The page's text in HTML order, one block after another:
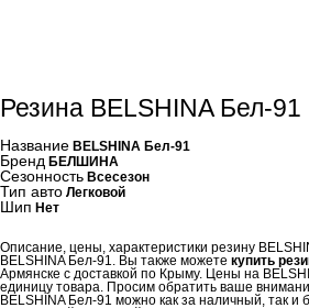
Резина BELSHINA Бел-91
Название BELSHINA Бел-91
Бренд БЕЛШИНА
Сезонность Всесезон
Тип авто Легковой
Шип Нет
Описание, цены, характеристики резину
BELSHINA Бел-91. Вы также можете купить
Армянске с доставкой по Крыму. Цены на
единицу товара. Просим обратить ваше
BELSHINA Бел-91 можно как за наличный, так и